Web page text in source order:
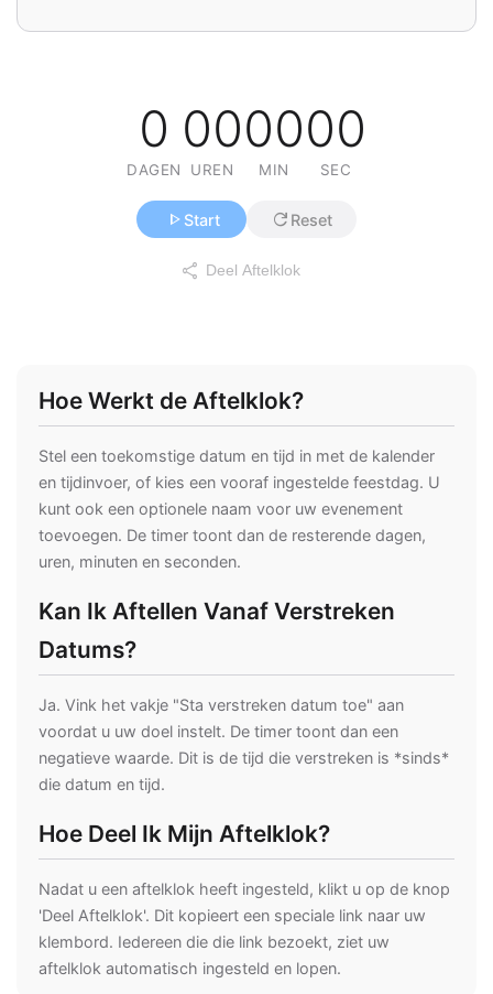
0
DAGEN
00
UREN
00
MIN
00
SEC
play_arrow Start refresh Reset
share Deel Aftelklok
Hoe Werkt de Aftelklok?
Stel een toekomstige datum en tijd in met de kalender
en tijdinvoer, of kies een vooraf ingestelde feestdag. U
kunt ook een optionele naam voor uw evenement
toevoegen. De timer toont dan de resterende dagen,
uren, minuten en seconden.
Kan Ik Aftellen Vanaf Verstreken
Datums?
Ja. Vink het vakje "Sta verstreken datum toe" aan
voordat u uw doel instelt. De timer toont dan een
negatieve waarde. Dit is de tijd die verstreken is *sinds*
die datum en tijd.
Hoe Deel Ik Mijn Aftelklok?
Nadat u een aftelklok heeft ingesteld, klikt u op de knop
'Deel Aftelklok'. Dit kopieert een speciale link naar uw
klembord. Iedereen die die link bezoekt, ziet uw
aftelklok automatisch ingesteld en lopen.